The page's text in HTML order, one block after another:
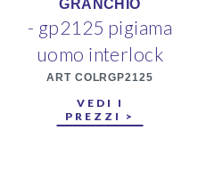
GRANCHIO
- gp2125 pigiama
uomo interlock
ART COLRGP2125
VEDI I
PREZZI >